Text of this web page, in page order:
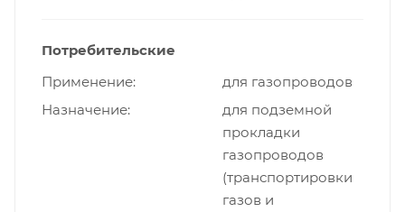
Потребительские
Применение
для газопроводов
Назначение
для подземной
прокладки
газопроводов
(транспортировки
газов и